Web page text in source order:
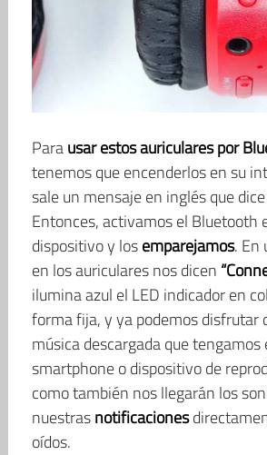
Parausar estos auriculares por
tenemos que encenderlos en su
sale un mensaje en inglés que dice
Entonces, activamos el Bluetooth
dispositivo y losemparejamos. En
en los auriculares nos dicen
ilumina azul el LED indicador en
forma fija, y ya podemos disfrutar
música descargada que
smartphone o dispositivo de
como también nos llegarán los
nuestrasnotificaciones
oídos.